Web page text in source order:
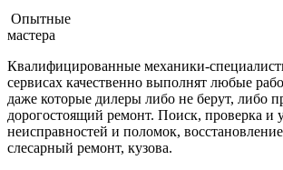
Опытные
мастера
Квалифицированные механики-
сервисах качественно выполнят любые
даже которые дилеры либо не берут, либо
дорогостоящий ремонт. Поиск, проверка и
неисправностей и поломок, восстановление
слесарный ремонт, кузова.